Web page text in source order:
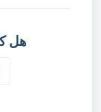
هل